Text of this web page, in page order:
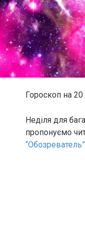
Гороскоп на 20
Неділя для
пропонуємо
“Обозреватель”